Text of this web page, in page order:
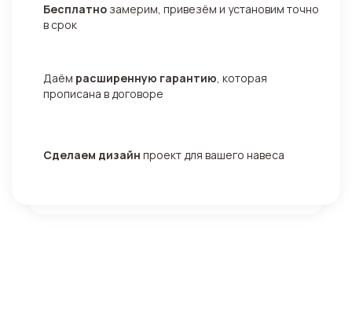
Бесплатно замерим, привезём и установим точно
в срок
Даём расширенную гарантию , которая
прописана в договоре
Сделаем дизайн проект для вашего навеса